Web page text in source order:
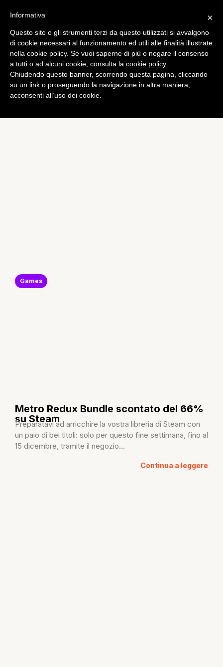
Games
Metro Redux Bundle scontato del 66%
su Steam
Preparatavi ad arricchire la vostra libreria di Steam con
un paio di bei titoli: solo per questo fine settimana, fino al
15 dicembre, tramite il negozio...
Continua a leggere
×
Informativa
Questo sito o gli strumenti terzi da questo utilizzati si avvalgono
di cookie necessari al funzionamento ed utili alle finalità illustrate
nella cookie policy. Se vuoi saperne di più o negare il consenso
a tutti o ad alcuni cookie, consulta la cookie policy.
Chiudendo questo banner, scorrendo questa pagina, cliccando
su un link o proseguendo la navigazione in altra maniera,
acconsenti all’uso dei cookie.